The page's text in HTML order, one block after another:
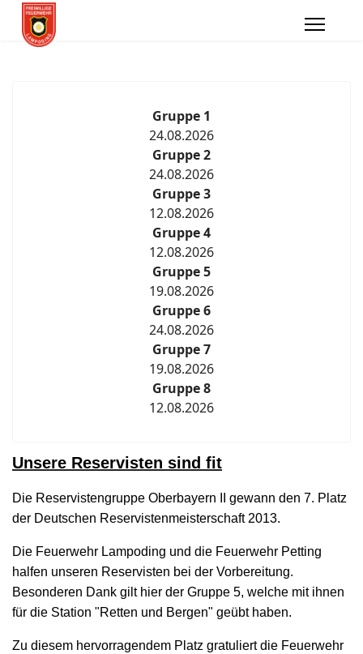
Gruppe 1
24.08.2026
Gruppe 2
24.08.2026
Gruppe 3
12.08.2026
Gruppe 4
12.08.2026
Gruppe 5
19.08.2026
Gruppe 6
24.08.2026
Gruppe 7
19.08.2026
Gruppe 8
12.08.2026
Unsere Reservisten sind fit
Die Reservistengruppe Oberbayern II gewann den 7. Platz
der Deutschen Reservistenmeisterschaft 2013.
Die Feuerwehr Lampoding und die Feuerwehr Petting
halfen unseren Reservisten bei der Vorbereitung.
Besonderen Dank gilt hier der Gruppe 5, welche mit ihnen
für die Station "Retten und Bergen" geübt haben.
Zu diesem hervorragendem Platz gratuliert die Feuerwehr